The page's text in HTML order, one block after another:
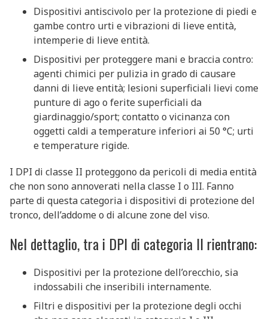
Dispositivi antiscivolo per la protezione di piedi e
gambe contro urti e vibrazioni di lieve entità,
intemperie di lieve entità.
Dispositivi per proteggere mani e braccia contro:
agenti chimici per pulizia in grado di causare
danni di lieve entità; lesioni superficiali lievi come
punture di ago o ferite superficiali da
giardinaggio/sport; contatto o vicinanza con
oggetti caldi a temperature inferiori ai 50 °C; urti
e temperature rigide.
I DPI di classe II proteggono da pericoli di media entità
che non sono annoverati nella classe I o III. Fanno
parte di questa categoria i dispositivi di protezione del
tronco, dell’addome o di alcune zone del viso.
Nel dettaglio, tra i DPI di categoria II rientrano:
Dispositivi per la protezione dell’orecchio, sia
indossabili che inseribili internamente.
Filtri e dispositivi per la protezione degli occhi